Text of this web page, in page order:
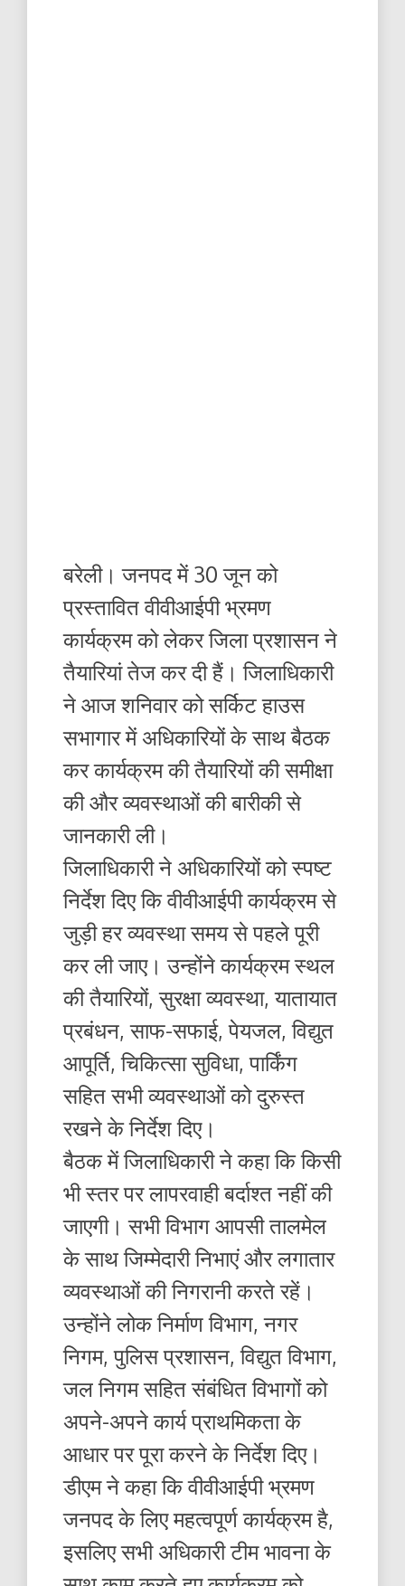
बरेली। जनपद में 30 जून को
प्रस्तावित वीवीआईपी भ्रमण
कार्यक्रम को लेकर जिला प्रशासन ने
तैयारियां तेज कर दी हैं। जिलाधिकारी
ने आज शनिवार को सर्किट हाउस
सभागार में अधिकारियों के साथ बैठक
कर कार्यक्रम की तैयारियों की समीक्षा
की और व्यवस्थाओं की बारीकी से
जानकारी ली।
जिलाधिकारी ने अधिकारियों को स्पष्ट
निर्देश दिए कि वीवीआईपी कार्यक्रम से
जुड़ी हर व्यवस्था समय से पहले पूरी
कर ली जाए। उन्होंने कार्यक्रम स्थल
की तैयारियों, सुरक्षा व्यवस्था, यातायात
प्रबंधन, साफ-सफाई, पेयजल, विद्युत
आपूर्ति, चिकित्सा सुविधा, पार्किंग
सहित सभी व्यवस्थाओं को दुरुस्त
रखने के निर्देश दिए।
बैठक में जिलाधिकारी ने कहा कि किसी
भी स्तर पर लापरवाही बर्दाश्त नहीं की
जाएगी। सभी विभाग आपसी तालमेल
के साथ जिम्मेदारी निभाएं और लगातार
व्यवस्थाओं की निगरानी करते रहें।
उन्होंने लोक निर्माण विभाग, नगर
निगम, पुलिस प्रशासन, विद्युत विभाग,
जल निगम सहित संबंधित विभागों को
अपने-अपने कार्य प्राथमिकता के
आधार पर पूरा करने के निर्देश दिए।
डीएम ने कहा कि वीवीआईपी भ्रमण
जनपद के लिए महत्वपूर्ण कार्यक्रम है,
इसलिए सभी अधिकारी टीम भावना के